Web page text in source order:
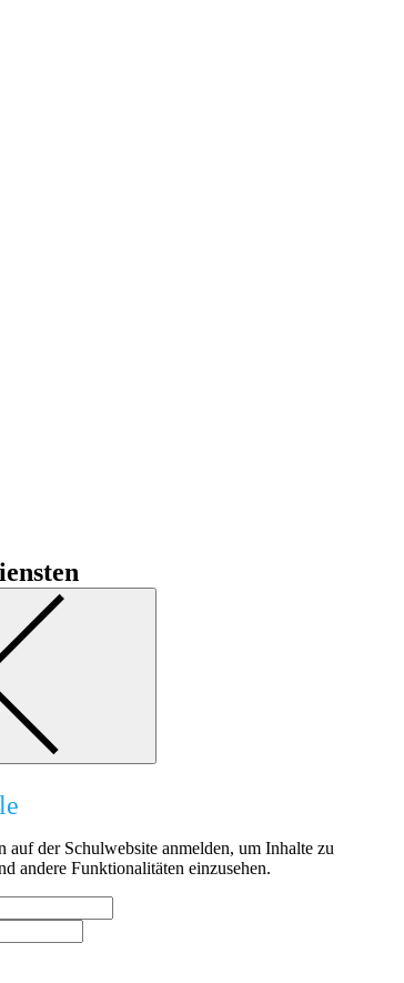
auf der Schulwebsite anmelden, um Inhalte zu
andere Funktionalitäten einzusehen.